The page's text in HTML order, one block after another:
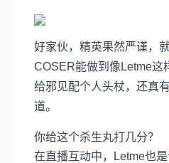
好家伙，精英果然严谨，
COSER能做到像Letme这
给邪见配个人头杖，还真
道。
你给这个杀生丸打几分？
在直播互动中，Letme也